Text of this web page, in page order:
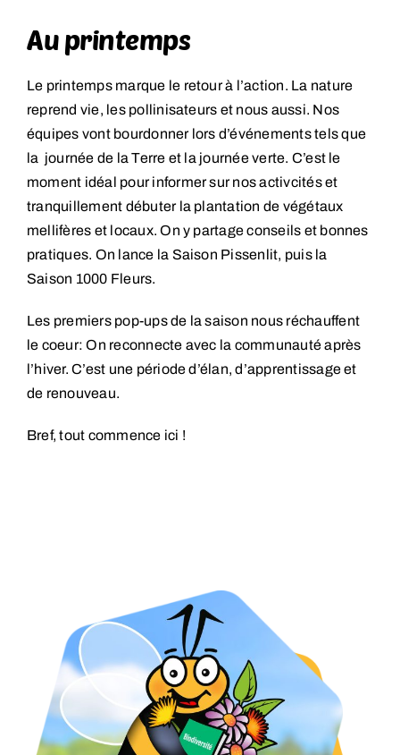
Au printemps
Le printemps marque le retour à l’action. La nature
reprend vie, les pollinisateurs et nous aussi. Nos
équipes vont bourdonner lors d’événements tels que
la journée de la Terre et la journée verte. C’est le
moment idéal pour informer sur nos activcités et
tranquillement débuter la plantation de végétaux
mellifères et locaux. On y partage conseils et bonnes
pratiques. On lance la Saison Pissenlit, puis la
Saison 1000 Fleurs.
Les premiers pop-ups de la saison nous réchauffent
le coeur: On reconnecte avec la communauté après
l’hiver. C’est une période d’élan, d’apprentissage et
de renouveau.
Bref, tout commence ici !